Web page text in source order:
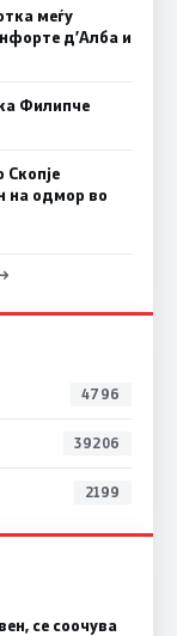
меѓу
д’Алба и
Филипче
на одмор во
4796
39206
2199
се соочува